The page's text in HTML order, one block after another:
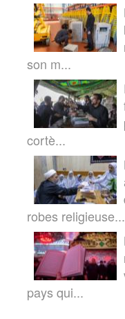
son m...
cortè...
robes religieuse...
pays qui...